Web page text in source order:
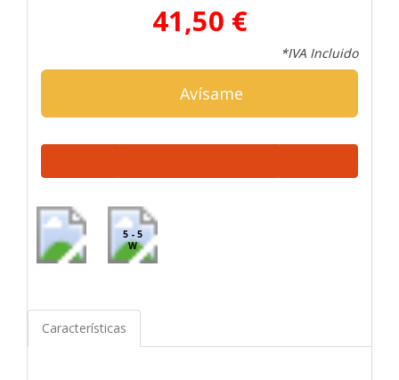
41,50 €
*IVA Incluido
Avísame
5 - 5
W
Características